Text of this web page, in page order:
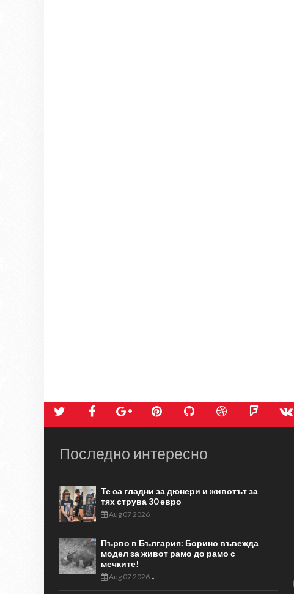
Последно интересно
Те са гладни за дюнери и животът за
тях струва 30 евро
Aug 07 2026 -
Първо в България: Борино въвежда
модел за живот рамо до рамо с
мечките!
Aug 07 2026 -